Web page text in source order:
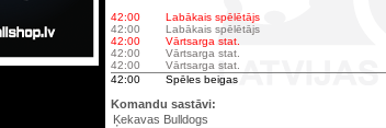
42:00
Labākais spēlētājs
42:00
Labākais spēlētājs
42:00
Vārtsarga stat.
42:00
Vārtsarga stat.
42:00
Vārtsarga stat.
42:00
Spēles beigas
Komandu sastāvi:
Ķekavas Bulldogs